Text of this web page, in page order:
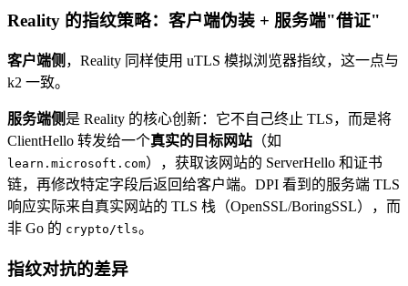
Reality 的指纹策略：客户端伪装 + 服务端"借证"
客户端侧 ，Reality 同样使用 uTLS 模拟浏览器指纹，这一点与
k2 一致。
服务端侧 是 Reality 的核心创新：它不自己终止 TLS，而是将
ClientHello 转发给一个真实的目标网站 （如
learn.microsoft.com），获取该网站的 ServerHello 和证书
链，再修改特定字段后返回给客户端。DPI 看到的服务端 TLS
响应实际来自真实网站的 TLS 栈（OpenSSL/BoringSSL），而
非 Go 的 crypto/tls。
指纹对抗的差异